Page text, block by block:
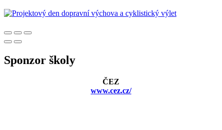
Sponzor školy
ČEZ
www.cez.cz/